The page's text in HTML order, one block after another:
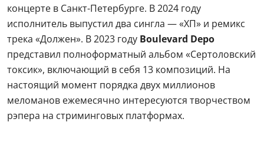
концерте в Санкт-Петербурге. В 2024 году
исполнитель выпустил два сингла — «ХП» и ремикс
трека «Должен». В 2023 году Boulevard Depo
представил полноформатный альбом «Сертоловский
токсик», включающий в себя 13 композиций. На
настоящий момент порядка двух миллионов
меломанов ежемесячно интересуются творчеством
рэпера на стриминговых платформах.